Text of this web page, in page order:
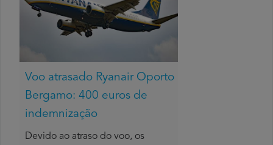
Voo atrasado Ryanair Oporto
Bergamo: 400 euros de
indemnização
Devido ao atraso do voo, os